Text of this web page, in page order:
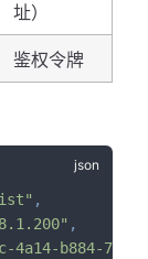
址）
鉴权令牌
,
,
4a14-b884-